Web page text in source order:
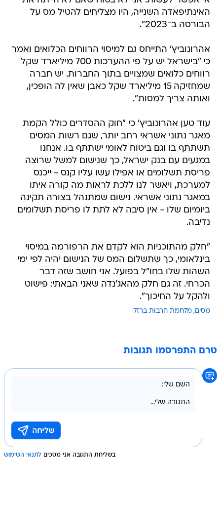
האינתיפאדה השנייה, היו מצליחים להטיל מס על
הבורסה ב־2023".
אהרונוביץ' התייחס גם למיסוי הרווחים הכלואים ואמר
כי "בישראל יש על פי ההערכות 700 מיליארד שקל
רווחים כלואים שמצויים בתוך החברות. יש חברה
שמחזיקה 15 מיליארד שקל כאבן שאין לה הופכין,
ואותה צריך למסות".
עוד טען אהרונוביץ' כי "חוק ההסדרים כולל הקמת
מאגר נתוני אשראי רחב יותר, שגם רשות המסים
תשתתף בו וגם ביטוח לאומי ישתתף בו. אנחנו
במגעים עם בנק ישראל, כך שנישום למשל שרוצה
פריסת תשלומים או אפילו עשו עליו קנס - ייכנס
למערכת, ויאשר לנו ללכת לראות מה קורה איתו
במאגר נתוני אשראי. נישום שמתנהל בצורה תקינה
ביומיום שלו - אין סיבה לא לתת לו פריסת תשלומים
נדיבה.
"חלק מהתוכניות הוא לקדם את הרפורמה במיסוי
בינלאומי, כך שתשלום המס של הנישום יהיה לפי ימי
השהות שלו בחו"ל בפועל. אני חושב שזה דבר
הכרחי. זה גם חלק מהאג'נדה שאני הבאתי: פישוט
ולהקל על החיכוך".
מסים מלחמת חרבות ברזל
טרם התפרסמו תגובות
בשליחת התגובה אני מסכים לתנאי השימוש